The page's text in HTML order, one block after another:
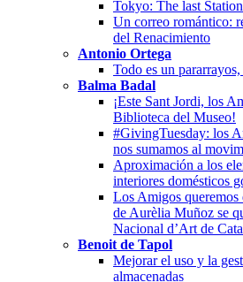
Tokyo: The last Station
Un correo romántico:
del Renacimiento
Antonio Ortega
Todo es un
Balma Badal
¡Este Sant Jordi, los
Biblioteca del Museo!
#GivingTuesday: los
nos sumamos al
Aproximación a los
interiores domésticos
Los Amigos queremos
de Aurèlia Muñoz se
Nacional d’Art de
Benoit de Tapol
Mejorar el uso y la
almacenadas